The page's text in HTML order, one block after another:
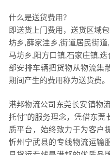
什么是送货费用？
即送货上门费用，送货区域
坊乡,薛家洼乡,街道居民街
马坊乡,阳方口镇,石家庄镇,
部安排车辆把货物从物流集
期间产生的费用称为送货费。
港邦物流公司东莞长安镇物
托付”的服务理念，凭借东
质平台，始终致力于为客户
忻州宁武县的专线物流运输